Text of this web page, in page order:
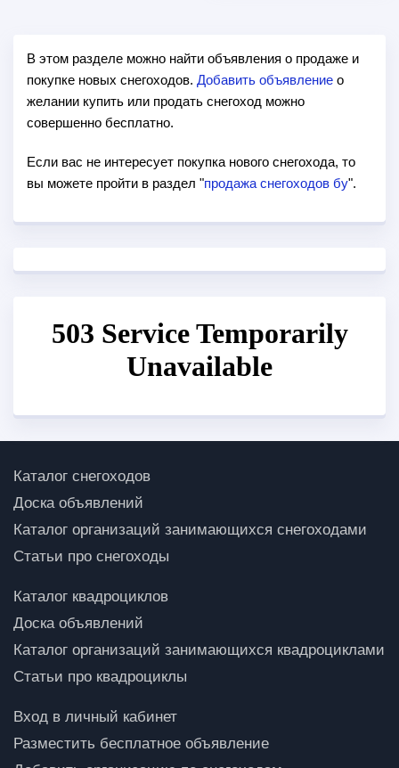
В этом разделе можно найти объявления о продаже и
покупке новых снегоходов. Добавить объявление о
желании купить или продать снегоход можно
совершенно бесплатно.
Если вас не интересует покупка нового снегохода, то
вы можете пройти в раздел "продажа снегоходов бу".
Каталог снегоходов
Доска объявлений
Каталог организаций занимающихся снегоходами
Статьи про снегоходы
Каталог квадроциклов
Доска объявлений
Каталог организаций занимающихся квадроциклами
Статьи про квадроциклы
Вход в личный кабинет
Разместить бесплатное объявление